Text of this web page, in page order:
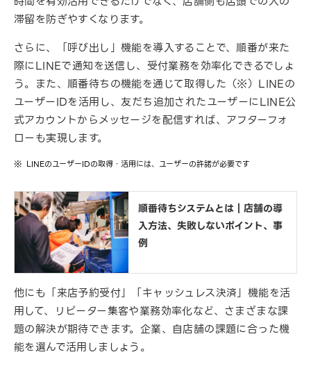
滞留を防ぎやすくなります。
さらに、「呼び出し」機能を導入することで、順番が来た
際にLINEで通知を送信し、受付業務を効率化できるでしょ
う。また、順番待ちの機能を通じて取得した（※）LINEの
ユーザーIDを活用し、友だち追加されたユーザーにLINE公
式アカウントからメッセージを配信すれば、アフターフォ
ローも実現します。
LINEのユーザーIDの取得・活用には、ユーザーの許諾が必要です
順番待ちシステムとは｜店舗の導
入方法、失敗しないポイント、事
例
他にも「来店予約受付」「キャッシュレス決済」機能を活
用して、リピーター集客や業務効率化など、さまざまな課
題の解決が期待できます。企業、自店舗の課題に合った機
能を選んで活用しましょう。